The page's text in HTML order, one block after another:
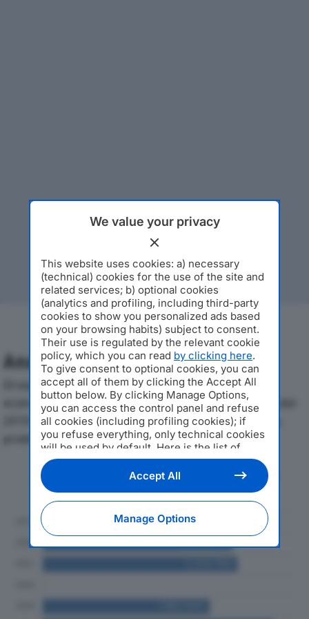
Analisi Economica 2019-2024
Di seguito l'andamento dei principali indicatori
economici di CAFE’ CONCERTO INTERNATIONAL SRLdal
2019 al 2024, con particolare attenzione a fatturato,
produzione e utile d'esercizio.
Andamento del fatturato dal 2019
al 2024
We value your privacy
This website uses cookies: a) necessary
(technical) cookies for the use of the site and
related services; b) optional cookies
(analytics and profiling, including third-party
cookies to show you personalized ads based
on your browsing habits) subject to consent.
Their use is regulated by the relevant cookie
policy, which you can read by clicking here.
To give consent to optional cookies, you can
accept all of them by clicking the Accept All
button below. By clicking Manage Options,
you can access the control panel and refuse
all cookies (including profiling cookies); if
you refuse everything, only technical cookies
will be used by default. Here is the list of
providers. Cookie consent will be stored and
applied also to the other websites of
Editoriale Nazionale and their subdomains. By
expressing your choice on this site, you will
therefore not be asked again on other
Editoriale Nazionale websites that use the
same consent management platform (CMP).
You can still modify or withdraw your choice
Manage Options
Accept All